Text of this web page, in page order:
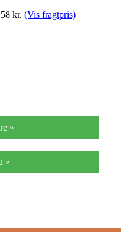
58 kr. (Vis fragtpris)
»
»